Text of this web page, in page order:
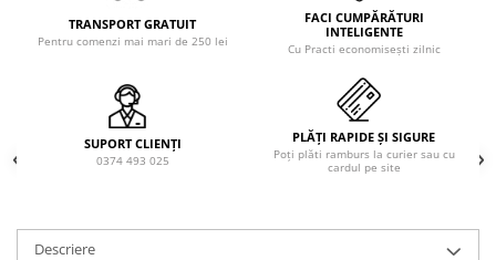
TRANSPORT GRATUIT
Pentru comenzi mai mari de 250 lei
FACI CUMPĂRĂTURI
INTELIGENTE
Cu Practi economisești zilnic
SUPORT CLIENȚI
0374 493 025
PLĂȚI RAPIDE ȘI SIGURE
Poți plăti ramburs la curier sau cu
cardul pe site
Descriere